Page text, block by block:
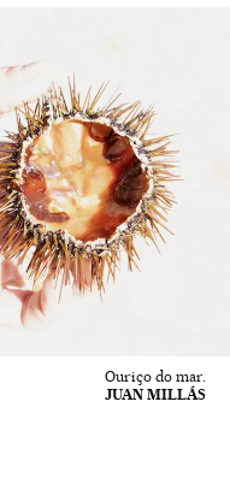
Ouriço do mar.
JUAN MILLÁS